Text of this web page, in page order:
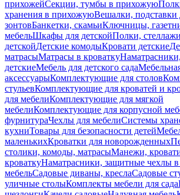
прихожейСекции, тумбы в прихожую
хранения в прихожуюВешалки, подставки
зонтовБанкетки, скамьиКлючницы,
мебельШкафы для детскойПолки,
детскойДетские комодыКровати детские
матрасыМатрасы в кроватку
детскиеМебель для детского сада
аксессуарыКомплектующие для столов
стульевКомплектующие для кроватей и
для мебелиКомплектующие для мягкой
мебелиКомплектующие для корпусной
фурнитураЧехлы для мебелиСистемы
кухниТовары для безопасности детей
маленькихКроватки для новорожденных
столики, комоды, матрасыМанежи,
кроваткуНаматрасники, защитные чехлы в
мебельСадовые диваны, креслаСадовые
уличные столыКомплекты мебели для сада